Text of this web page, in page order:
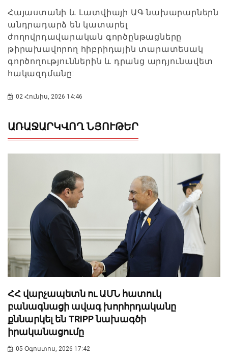
Հայաստանի և Լատվիայի ԱԳ նախարարներն
անդրադարձ են կատարել
ժողովրդավարական գործընթացները
թիրախավորող հիբրիդային տարատեսակ
գործողություններին և դրանց արդյունավետ
հակազդմանը:
02 Հունիս, 2026 14:46
ԱՌԱՋԱՐԿՎՈՂ ՆՅՈՒԹԵՐ
ՀՀ վարչապետն ու ԱՄՆ հատուկ
բանագնացի ավագ խորհրդականը
քննարկել են TRIPP նախագծի
իրականացումը
05 Օգոստոս, 2026 17:42